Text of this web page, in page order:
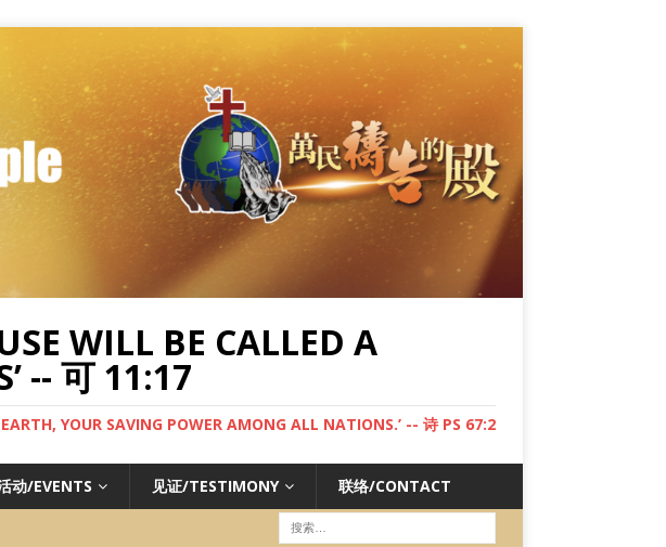
WILL BE CALLED A
-- 可 11:17
YOUR SAVING POWER AMONG ALL NATIONS.’ -- 诗 PS 67:2
动/EVENTS 见证/TESTIMONY 联络/CONTACT